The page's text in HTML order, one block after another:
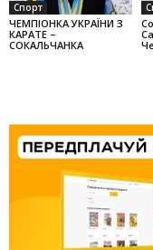
Спорт
ЧЕМПІОНКА УКРАЇНИ З
КАРАТЕ –
СОКАЛЬЧАНКА